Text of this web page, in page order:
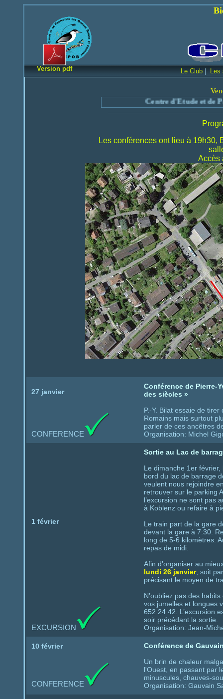
Bienvenue sur
Le Club| Les
Centre d'Etude et de
Les conférences ont lieu à 19h30,
Accès
27 janvier
Conférence de Pierre-
des siècles »
P.-Y. Bilat essaie de
Romains mais surtout
parler de ces ancêtres
Organisation: Michel
CONFERENCE
1 février
Sortie au Lac de
Le dimanche 1er
bord du lac de barrage
veulent nous rejoindre
retrouver sur le parking
l’excursion ne sont pas
à Koblenz ou refaire à
Le train part de la gare
devant la gare à 7:30.
long de 5-6 kilomètres.
repas de midi.
Afin d’organiser au
lundi 26 janvier, soit
précisant le moyen de
N’oubliez pas des
vos jumelles et longues
652 24 42. L’excursion
soir précédant la sortie.
Organisation: Jean-
EXCURSION
10 février
Conférence de
Un brin de chaleur
l'Ouest, en passant par
minuscules, chauves-
Organisation: Gauvain
CONFERENCE
Version pdf